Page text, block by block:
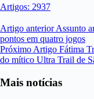
Artigos: 2937
Artigo anteriorAssunto
pontos em quatro jogos
Próximo Artigo Fátima
do mítico Ultra Trail de
Mais notícias